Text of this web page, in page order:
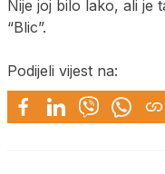
Nije joj bilo lako, ali je
“Blic”.
Podijeli vijest na: